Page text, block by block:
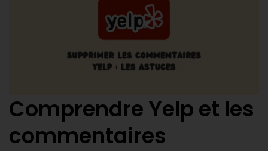
Comprendre Yelp et les
commentaires